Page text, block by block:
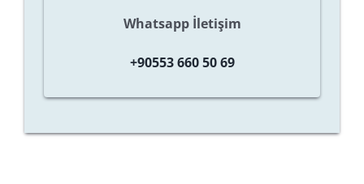
Whatsapp İletişim
+90553 660 50 69